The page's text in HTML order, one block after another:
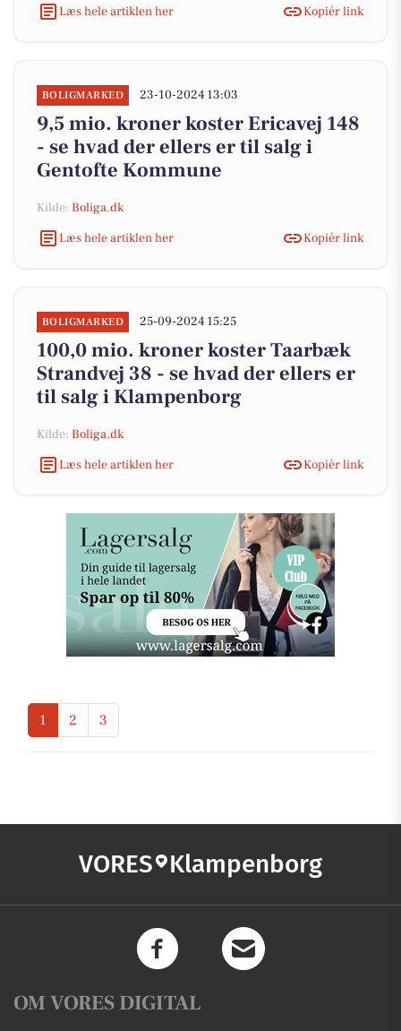
Læs hele artiklen her
Kopiér link
BOLIGMARKED 23-10-2024 13:03
9,5 mio. kroner koster Ericavej 148
- se hvad der ellers er til salg i
Gentofte Kommune
Kilde: Boliga.dk
Læs hele artiklen her
Kopiér link
BOLIGMARKED 25-09-2024 15:25
100,0 mio. kroner koster Taarbæk
Strandvej 38 - se hvad der ellers er
til salg i Klampenborg
Kilde: Boliga.dk
Læs hele artiklen her
Kopiér link
1 2 3
VORES Klampenborg
OM VORES DIGITAL